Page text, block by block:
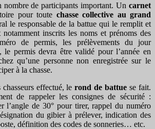
nombre de participants important. Un carnet
pour toute chasse collective au grand
le responsable de la battue qui le remplit et
inscrits les noms et prénoms des
de permis, les prélèvements du jour
permis devra être validé pour l’année en
qu’une personne non enregistrée sur le
à la chasse.
effectué, lerond de battuese fait.
de rappeler les consignes de sécurité :
l’angle de 30° pour tirer, rappel du numéro
du gibier à prélever, indication des
définition des codes de sonneries… etc.